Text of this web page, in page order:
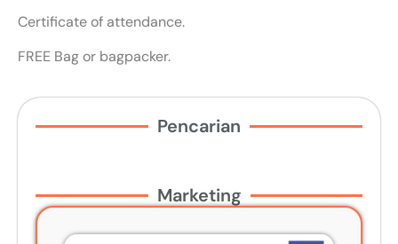
Certificate of attendance.
FREE Bag or bagpacker.
Pencarian
Marketing